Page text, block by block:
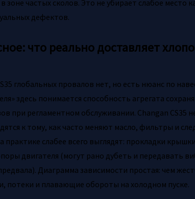
частых сколов. Это не убирает слабое место
дефектов.
что реально доставляет
глобальных провалов нет, но есть нюанс по
здесь понимается способность агрегата
при регламентном обслуживании. Changan CS35
к тому, как часто меняют масло, фильтры и
слабее всего выглядят: прокладки
двигателя (могут рано дубеть и передавать
Диаграмма зависимости простая: чем
потеки и плавающие обороты на холодном пуске.